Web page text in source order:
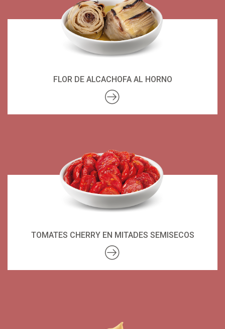
FLOR DE ALCACHOFA AL HORNO
TOMATES CHERRY EN MITADES SEMISECOS